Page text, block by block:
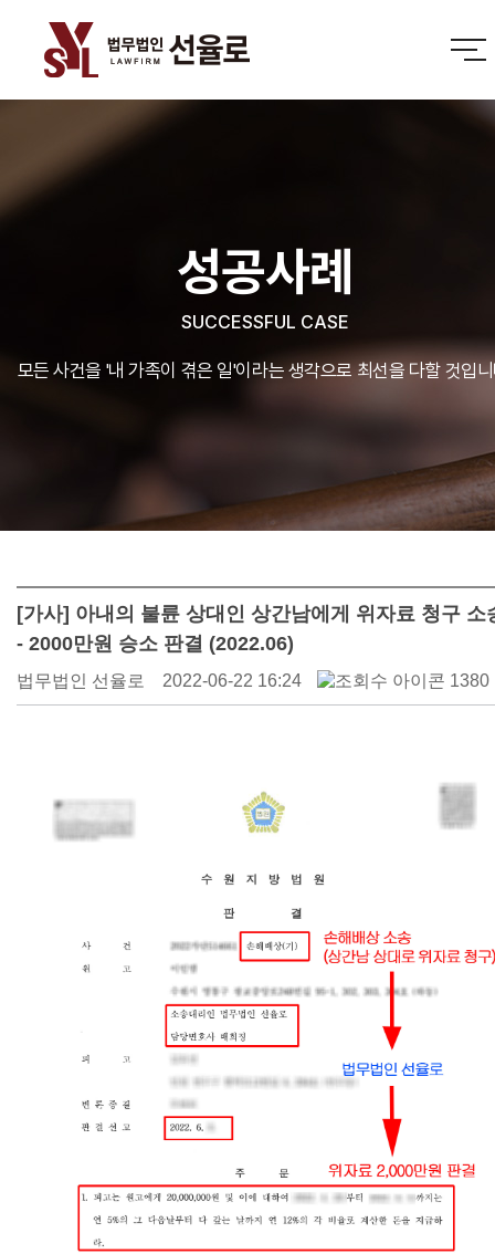
성공사례
SUCCESSFUL CASE
모든 사건을 '내 가족이 겪은 일'이라는 생각으로 최선을 다할 것입
[가사] 아내의 불륜 상대인 상간남에게 위자료 청구 소
- 2000만원 승소 판결 (2022.06)
법무법인 선율로 2022-06-22 16:24 1380